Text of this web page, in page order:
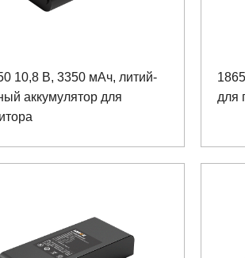
10,8 В, 3350 мАч, литий-
аккумулятор для
для